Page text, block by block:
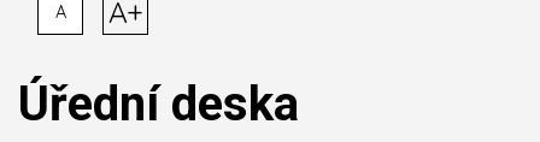
A A+
Úřední deska